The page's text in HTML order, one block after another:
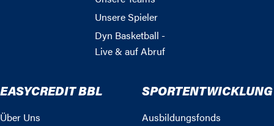
Unsere Spieler
Dyn Basketball -
Live & auf Abruf
EASYCREDIT BBL
Über Uns
SPORTENTWICKLUNG
Ausbildungsfonds